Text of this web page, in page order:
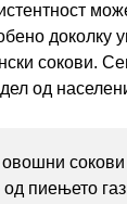
доколку
сокови.
од
од пиењето